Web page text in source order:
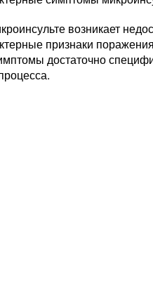
возникает
признаки
достаточно